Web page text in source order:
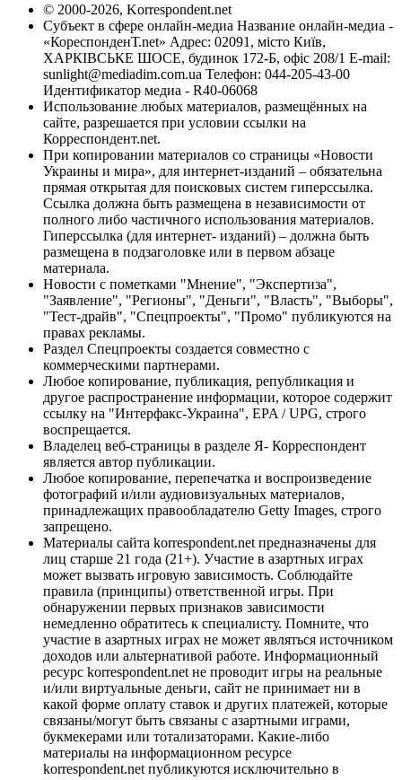
© 2000-2026, Korrespondent.net
Субъект в сфере онлайн-медиа Название онлайн-медиа -
«КореспонденТ.net» Адрес: 02091, місто Київ,
ХАРКІВСЬКЕ ШОСЕ, будинок 172-Б, офіс 208/1 E-mail:
sunlight@mediadim.com.ua Телефон: 044-205-43-00
Идентификатор медиа - R40-06068
Использование любых материалов, размещённых на
сайте, разрешается при условии ссылки на
Корреспондент.net.
При копировании материалов со страницы «Новости
Украины и мира», для интернет-изданий – обязательна
прямая открытая для поисковых систем гиперссылка.
Ссылка должна быть размещена в независимости от
полного либо частичного использования материалов.
Гиперссылка (для интернет- изданий) – должна быть
размещена в подзаголовке или в первом абзаце
материала.
Новости с пометками "Мнение", "Экспертиза",
"Заявление", "Регионы", "Деньги", "Власть", "Выборы",
"Тест-драйв", "Спецпроекты", "Промо" публикуются на
правах рекламы.
Раздел Спецпроекты создается совместно с
коммерческими партнерами.
Любое копирование, публикация, републикация и
другое распространение информации, которое содержит
ссылку на "Интерфакс-Украина", EPA / UPG, строго
воспрещается.
Владелец веб-страницы в разделе Я- Корреспондент
является автор публикации.
Любое копирование, перепечатка и воспроизведение
фотографий и/или аудиовизуальных материалов,
принадлежащих правообладателю Getty Images, строго
запрещено.
Материалы сайта korrespondent.net предназначены для
лиц старше 21 года (21+). Участие в азартных играх
может вызвать игровую зависимость. Соблюдайте
правила (принципы) ответственной игры. При
обнаружении первых признаков зависимости
немедленно обратитесь к специалисту. Помните, что
участие в азартных играх не может являться источником
доходов или альтернативой работе. Информационный
ресурс korrespondent.net не проводит игры на реальные
и/или виртуальные деньги, сайт не принимает ни в
какой форме оплату ставок и других платежей, которые
связаны/могут быть связаны с азартными играми,
букмекерами или тотализаторами. Какие-либо
материалы на информационном ресурсе
korrespondent.net публикуются исключительно в